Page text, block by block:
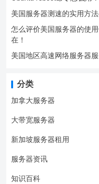
美国服务器测速的实用方
怎么评价美国服务器的使
在！
美国地区高速网络服务器
分类
加拿大服务器
大带宽服务器
新加坡服务器租用
服务器资讯
知识百科